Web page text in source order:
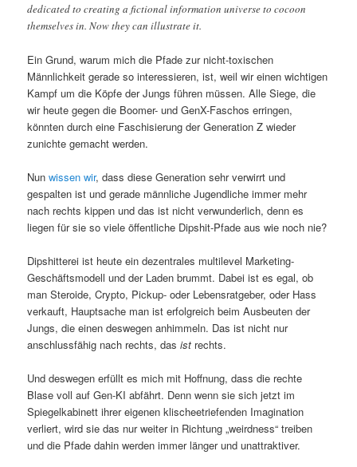
dedicated to creating a fictional information universe to cocoon
themselves in. Now they can illustrate it.
Ein Grund, warum mich die Pfade zur nicht-toxischen
Männlichkeit gerade so interessieren, ist, weil wir einen wichtigen
Kampf um die Köpfe der Jungs führen müssen. Alle Siege, die
wir heute gegen die Boomer- und GenX-Faschos erringen,
könnten durch eine Faschisierung der Generation Z wieder
zunichte gemacht werden.
Nunwissen wir, dass diese Generation sehr verwirrt und
gespalten ist und gerade männliche Jugendliche immer mehr
nach rechts kippen und das ist nicht verwunderlich, denn es
liegen für sie so viele öffentliche Dipshit-Pfade aus wie noch nie?
Dipshitterei ist heute ein dezentrales multilevel Marketing-
Geschäftsmodell und der Laden brummt. Dabei ist es egal, ob
man Steroide, Crypto, Pickup- oder Lebensratgeber, oder Hass
verkauft, Hauptsache man ist erfolgreich beim Ausbeuten der
Jungs, die einen deswegen anhimmeln. Das ist nicht nur
anschlussfähig nach rechts, dasist rechts.
Und deswegen erfüllt es mich mit Hoffnung, dass die rechte
Blase voll auf Gen-KI abfährt. Denn wenn sie sich jetzt im
Spiegelkabinett ihrer eigenen klischeetriefenden Imagination
verliert, wird sie das nur weiter in Richtung „weirdness“ treiben
und die Pfade dahin werden immer länger und unattraktiver.